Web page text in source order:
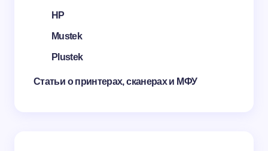
HP
Mustek
Plustek
Статьи о принтерах, сканерах и МФУ